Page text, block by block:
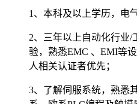
1、本科及以上学历，电
2、三年以上自动化行业/
验，熟悉EMC 、EMI等
人相关认证者优先；
3、了解伺服系统，熟悉